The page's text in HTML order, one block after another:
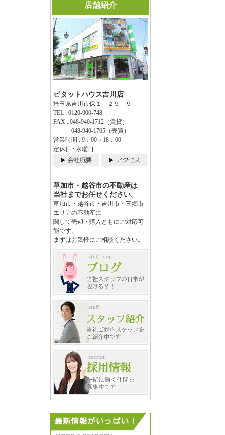
店舗紹介
ピタットハウス吉川店
埼玉県吉川市保１－２９－９
TEL : 0120-900-748
FAX : 048-940-1712（賃貸）
048-940-1705（売買）
営業時間 : 9：00～18：00
定休日 : 水曜日
草加市・越谷市の不動産は
当社までお任せください。
草加市・越谷市・吉川市・三郷市
エリアの不動産に
関して売却・購入ともにご対応可
能です。
まずはお気軽にご相談ください。